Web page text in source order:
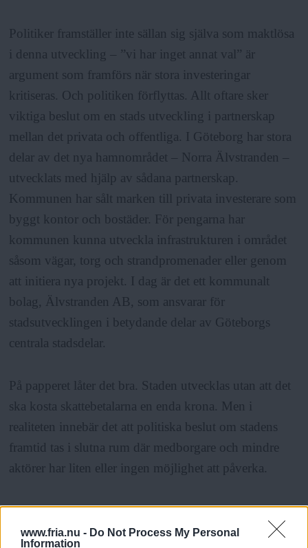
www.fria.nu - Do Not Process My Personal
Information
Politiker framställer inte sällan sig själva som maktlösa
i denna utveckling – ”vi har inget annat val” är
argument som framförs när stora investeringar
kritiseras. Och politiken förflyttas. Allt oftare sker
viktiga beslut om en stads utveckling i partnerskap
mellan det privata och offentliga. I Göteborg har stora
delar av det nya hamnområdet – Norra Älvstranden –
utvecklats med hjälp av sådana partnerskap.
Kommunen har sålt marken till privata investerare som
byggt kontor och bostäder. För pengarna har
kommunen kunna utveckla infrastrukturen i området
såsom vägar, torg och strandpromenader eller genom
att initiera nya projekt. I dag är det ett kommunalt
bolag, Älvstranden AB, som ansvarar för
stadsutvecklingen i betydande delar av Göteborgs
centrala stadsdelar.
På papperet låter det bra. Staden utvecklas utan att det
ska kosta skattebetalarna en enda krona. Men i
realiteten innebär det att politiska beslut om stadens
framtid tas i slutna rum där medborgare och mindre
aktörer har liten eller ingen möjlighet att påverka.
ANNONS
I boken Fluid City tar Kim Dovey ett samlat grepp om